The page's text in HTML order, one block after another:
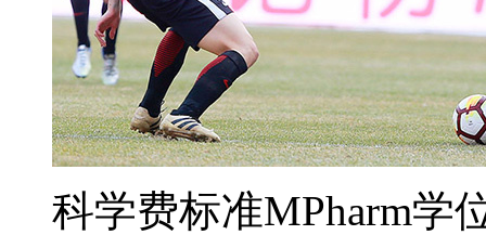
科学费标准MPharm学